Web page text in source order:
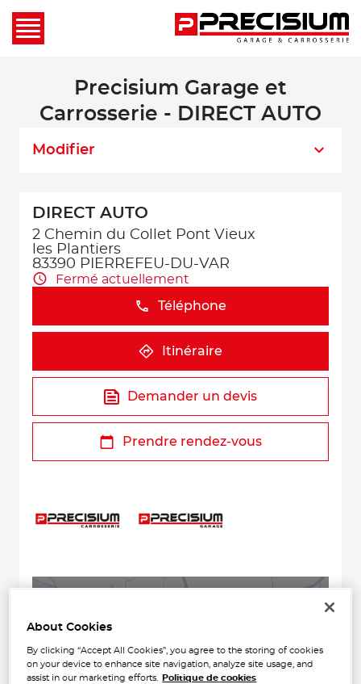
Precisium Garage et
Carrosserie - DIRECT AUTO
Modifier
DIRECT AUTO
2 Chemin du Collet Pont Vieux
les Plantiers
83390 PIERREFEU-DU-VAR
Fermé actuellement
Téléphone
Itinéraire
Demander un devis
Prendre rendez-vous
About Cookies
By clicking “Accept All Cookies”, you agree to the storing of cookies
on your device to enhance site navigation, analyze site usage, and
assist in our marketing efforts.
Politique de cookies